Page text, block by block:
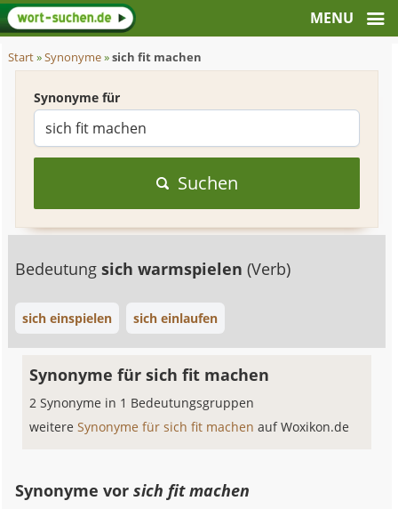
Start»Synonyme»sich fit machen
Synonyme für
Suchen
Bedeutungsich warmspielen(Verb)
sich einspielen sich einlaufen
Synonyme für sich fit machen
2 Synonyme in 1 Bedeutungsgruppen
weitereSynonyme für sich fit machenauf Woxikon.de
Synonyme vorsich fit machen